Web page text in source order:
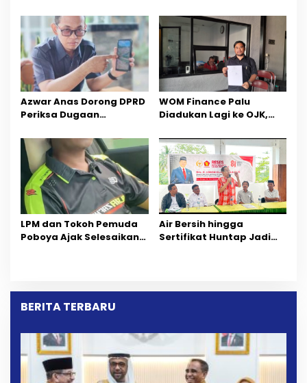
Sektor Jadi Prioritas
Percepatan Pemulihan
Azwar Anas Dorong DPRD
Periksa Dugaan
Wilayah Tambang PT
CPM
‎WOM Finance Palu
Diadukan Lagi ke OJK,
Pelelangan Kini
Penarikan Kendaraan
Dipersoalkan ‎
LPM dan Tokoh Pemuda
Poboya Ajak Selesaikan
Air Bersih hingga
Sertifikat Huntap Jadi
BERITA TERBARU